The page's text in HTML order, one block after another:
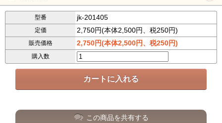
型番 jk-201405
定価 2,750円(本体2,500円、税250円)
販売価格 2,750円(本体2,500円、税250円)
購入数
この商品を共有する